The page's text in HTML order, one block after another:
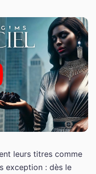
leurs titres comme
exception : dès le